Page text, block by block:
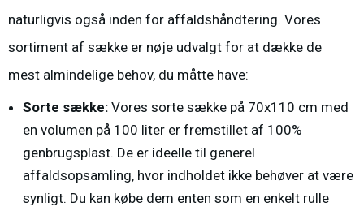
naturligvis også inden for affaldshåndtering. Vores
sortiment af sække er nøje udvalgt for at dække de
mest almindelige behov, du måtte have:
Sorte sække:Vores sorte sække på 70x110 cm med
en volumen på 100 liter er fremstillet af 100%
genbrugsplast. De er ideelle til generel
affaldsopsamling, hvor indholdet ikke behøver at være
synligt. Du kan købe dem enten som en enkelt rulle